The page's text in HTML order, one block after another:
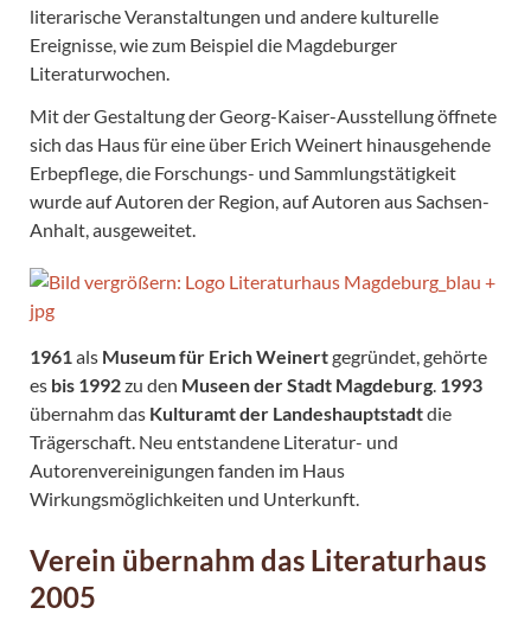
literarische Veranstaltungen und andere kulturelle
Ereignisse, wie zum Beispiel die Magdeburger
Literaturwochen.
Mit der Gestaltung der Georg-Kaiser-Ausstellung öffnete
sich das Haus für eine über Erich Weinert hinausgehende
Erbepflege, die Forschungs- und Sammlungstätigkeit
wurde auf Autoren der Region, auf Autoren aus Sachsen-
Anhalt, ausgeweitet.
1961 als Museum für Erich Weinertgegründet, gehörte
es bis 1992zu den Museen der Stadt Magdeburg 1993
übernahm das Kulturamt der Landeshauptstadtdie
Trägerschaft. Neu entstandene Literatur- und
Autorenvereinigungen fanden im Haus
Wirkungsmöglichkeiten und Unterkunft.
Verein übernahm das Literaturhaus
2005